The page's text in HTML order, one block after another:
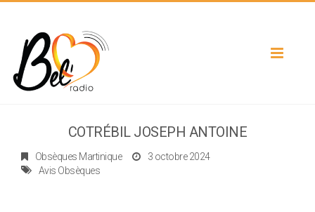
Toggle
COTRÉBIL JOSEPH ANTOINE
Obsèques Martinique
3 octobre 2024
Avis Obsèques